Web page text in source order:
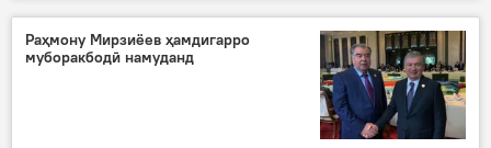
Раҳмону Мирзиёев ҳамдигарро
муборакбодӣ намуданд